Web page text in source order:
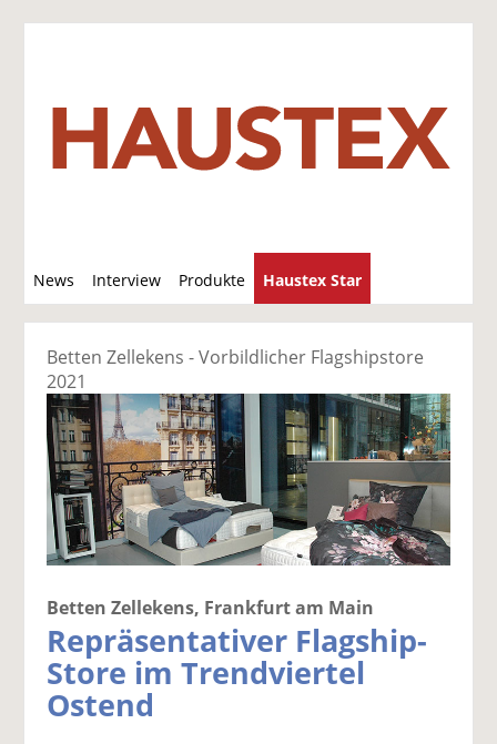
News Interview Produkte Haustex Star
u
c
Betten Zellekens - Vorbildlicher Flagshipstore
2021
Betten Zellekens, Frankfurt am Main
Repräsentativer Flagship-
Store im Trendviertel
Ostend